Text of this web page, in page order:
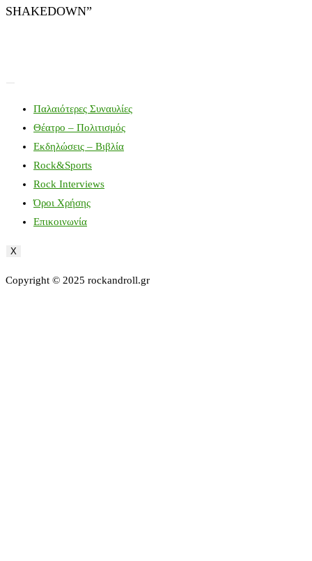
SHAKEDOWN”
Παλαιότερες Συναυλίες
Θέατρο – Πολιτισμός
Εκδηλώσεις – Βιβλία
Rock&Sports
Rock Interviews
Όροι Χρήσης
Επικοινωνία
X
Copyright © 2025 rockandroll.gr